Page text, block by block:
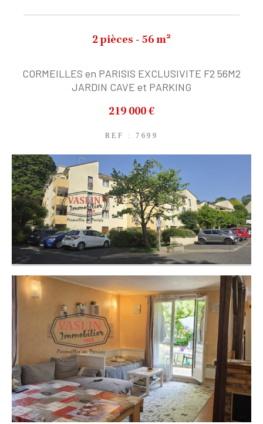
2 pièces - 56 m²
CORMEILLES en PARISIS EXCLUSIVITE F2 56M2
JARDIN CAVE et PARKING
219 000 €
REF : 7699
EXCLUSIVITÉS NOUVEAUTÉS